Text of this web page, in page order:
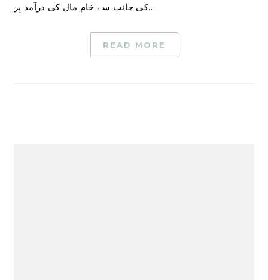
کی جانب سے خام مال کی درآمد پر…
READ MORE